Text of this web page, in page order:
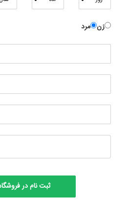
زن مرد